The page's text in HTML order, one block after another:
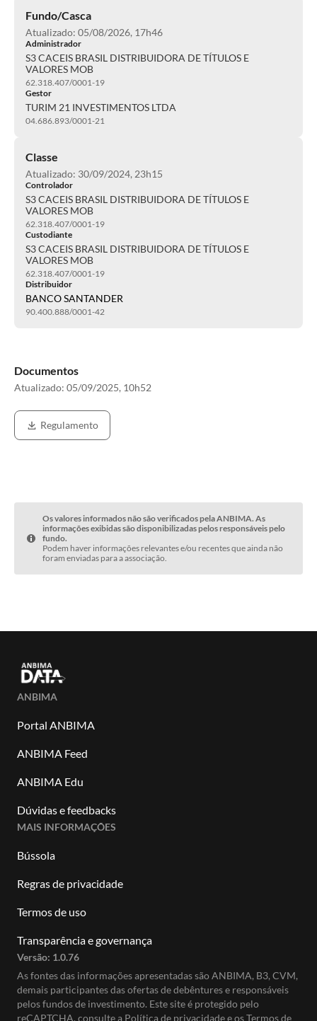
Fundo/Casca
Atualizado: 05/08/2026, 17h46
Administrador
S3 CACEIS BRASIL DISTRIBUIDORA DE TÍTULOS E
VALORES MOB
62.318.407/0001-19
Gestor
TURIM 21 INVESTIMENTOS LTDA
04.686.893/0001-21
Classe
Atualizado: 30/09/2024, 23h15
Controlador
S3 CACEIS BRASIL DISTRIBUIDORA DE TÍTULOS E
VALORES MOB
62.318.407/0001-19
Custodiante
S3 CACEIS BRASIL DISTRIBUIDORA DE TÍTULOS E
VALORES MOB
62.318.407/0001-19
Distribuidor
BANCO SANTANDER
90.400.888/0001-42
Documentos
Atualizado: 05/09/2025, 10h52
Regulamento
Os valores informados não são verificados pela ANBIMA. As
informações exibidas são disponibilizadas pelos responsáveis pelo
fundo.
Podem haver informações relevantes e/ou recentes que ainda não
foram enviadas para a associação.
ANBIMA
Portal ANBIMA
ANBIMA Feed
ANBIMA Edu
Dúvidas e feedbacks
MAIS INFORMAÇÕES
Bússola
Regras de privacidade
Termos de uso
Transparência e governança
Versão: 1.0.76
As fontes das informações apresentadas são ANBIMA, B3, CVM,
demais participantes das ofertas de debêntures e responsáveis
pelos fundos de investimento. Este site é protegido pelo
reCAPTCHA, consulte a Política de privacidadee osTermos de